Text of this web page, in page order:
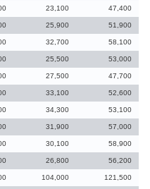
23,100 47,400
25,900 51,900
32,700 58,100
25,500 53,000
27,500 47,700
33,100 52,600
34,300 53,100
31,900 57,000
30,100 58,900
26,800 56,200
104,000 121,500